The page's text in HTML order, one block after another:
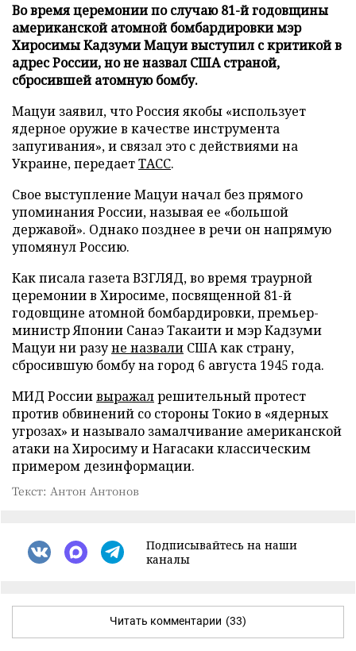
Во время церемонии по случаю 81-й годовщины
американской атомной бомбардировки мэр
Хиросимы Кадзуми Мацуи выступил с критикой в
адрес России, но не назвал США страной,
сбросившей атомную бомбу.
Мацуи заявил, что Россия якобы «использует
ядерное оружие в качестве инструмента
запугивания», и связал это с действиями на
Украине, передаетТАСС.
Свое выступление Мацуи начал без прямого
упоминания России, называя ее «большой
державой». Однако позднее в речи он напрямую
упомянул Россию.
Как писала газета ВЗГЛЯД, во время траурной
церемонии в Хиросиме, посвященной 81-й
годовщине атомной бомбардировки, премьер-
министр Японии Санаэ Такаити и мэр Кадзуми
Мацуи ни разуне назвали США как страну,
сбросившую бомбу на город 6 августа 1945 года.
МИД Россиивыражалрешительный протест
против обвинений со стороны Токио в «ядерных
угрозах» и называло замалчивание американской
атаки на Хиросиму и Нагасаки классическим
примером дезинформации.
Текст: Антон Антонов
Подписывайтесь на наши
каналы
Читать комментарии (33)